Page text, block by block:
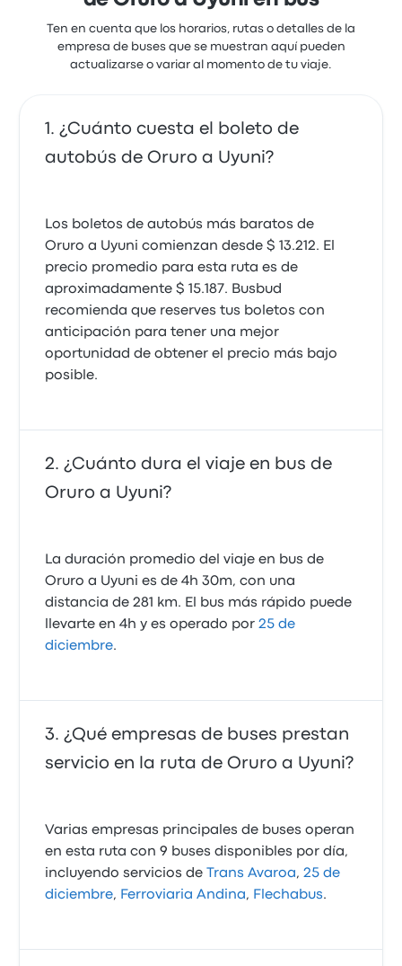
Ten en cuenta que los horarios, rutas o detalles de la
empresa de buses que se muestran aquí pueden
actualizarse o variar al momento de tu viaje.
¿Cuánto cuesta el boleto de
autobús de Oruro a Uyuni?
Los boletos de autobús más baratos de
Oruro a Uyuni comienzan desde $ 13.212. El
precio promedio para esta ruta es de
aproximadamente $ 15.187. Busbud
recomienda que reserves tus boletos con
anticipación para tener una mejor
oportunidad de obtener el precio más bajo
posible.
¿Cuánto dura el viaje en bus de
Oruro a Uyuni?
La duración promedio del viaje en bus de
Oruro a Uyuni es de 4h 30m, con una
distancia de 281 km. El bus más rápido puede
llevarte en 4h y es operado por25 de
diciembre.
¿Qué empresas de buses prestan
servicio en la ruta de Oruro a Uyuni?
Varias empresas principales de buses operan
en esta ruta con 9 buses disponibles por día,
incluyendo servicios de
Trans Avaroa,25 de
diciembre, Ferroviaria Andina, Flechabus.